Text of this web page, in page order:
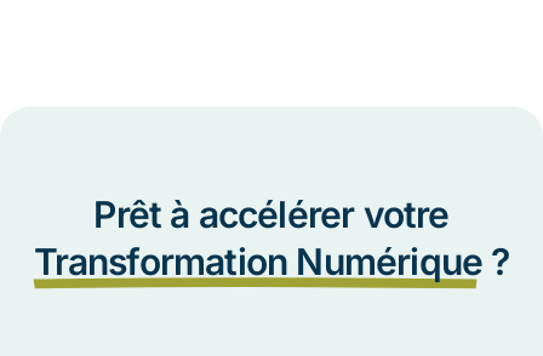
Prêt à accélérer votre
Transformation Numérique ?